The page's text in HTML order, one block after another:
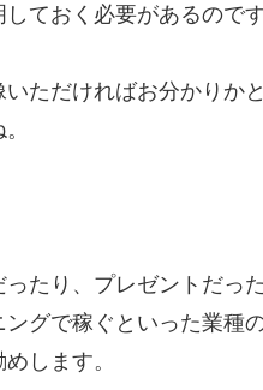
ておく必要があるのです
ただければお分かりか
たり、プレゼントだっ
グで稼ぐといった業種
します。